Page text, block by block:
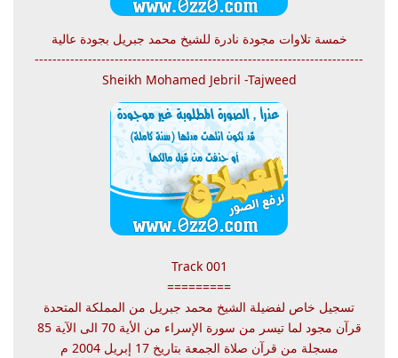
خمسة تلاوات مجودة نادرة للشيخ محمد جبريل بجودة عالية
--------------------------------------------------------------------------
Sheikh Mohamed Jebril -Tajweed
Track 001
=========
تسجيل خاص لفضيلة الشيخ محمد جبريل من المملكة المتحدة
قرآن مجود لما تيسر من سورة الإسراء من الأية 70 الى الآية 85
مسجلة من قرآن صلاة الجمعة بتاريخ 17 إبريل 2004 م